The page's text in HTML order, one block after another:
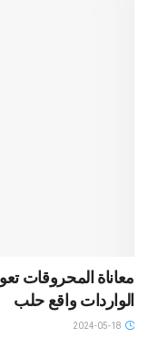
معاناة المحروقات
الواردات واقع حلب